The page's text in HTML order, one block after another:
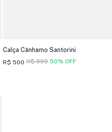
Calça Cânhamo Santorini
R$ 500 50% OFF
R$ 999